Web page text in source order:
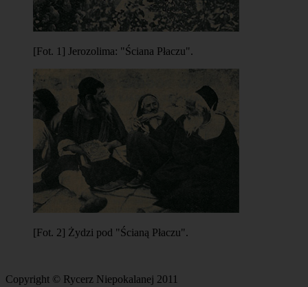
[Fot. 1] Jerozolima: "Ściana Płaczu".
[Fot. 2] Żydzi pod "Ścianą Płaczu".
Copyright © Rycerz Niepokalanej 2011